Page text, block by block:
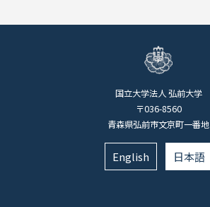
国立大学法人 弘前大学
〒036-8560
青森県弘前市文京町一番地
English 日本語